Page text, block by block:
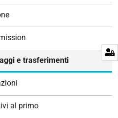
e trasferimenti
al primo